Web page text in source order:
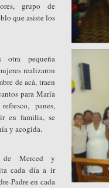
grupo de
que asiste los
pequeña
realizaron
de acá, traen
para María
panes,
en familia, se
y acogida.
de Merced y
cada día a ir
Padre en cada